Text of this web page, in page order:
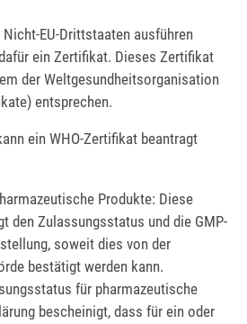
EU-Drittstaaten ausführen
ein Zertifikat. Dieses Zertifikat
der Weltgesundheitsorganisation
entsprechen.
ein WHO-Zertifikat beantragt
Produkte: Diese
den Zulassungsstatus und die GMP-
soweit dies von der
bestätigt werden kann.
für pharmazeutische
bescheinigt, dass für ein oder